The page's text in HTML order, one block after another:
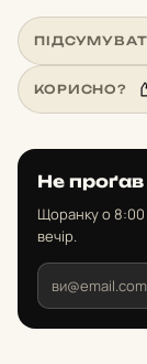
КОРИСНО?
Не
Щоранку о 8:00
вечір.